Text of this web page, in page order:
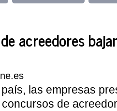
acreedores
las empresas
de